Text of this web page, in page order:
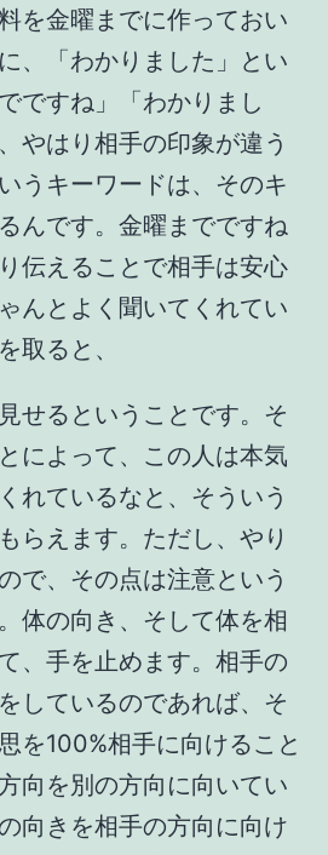
を金曜までに作っておい
、「わかりました」とい
ですね」「わかりまし
やはり相手の印象が違う
うキーワードは、そのキ
んです。金曜までですね
伝えることで相手は安心
んとよく聞いてくれてい
取ると、
せるということです。そ
によって、この人は本気
れているなと、そういう
らえます。ただし、やり
で、その点は注意という
体の向き、そして体を相
、手を止めます。相手の
しているのであれば、そ
を100%相手に向けること
向を別の方向に向いてい
向きを相手の方向に向け